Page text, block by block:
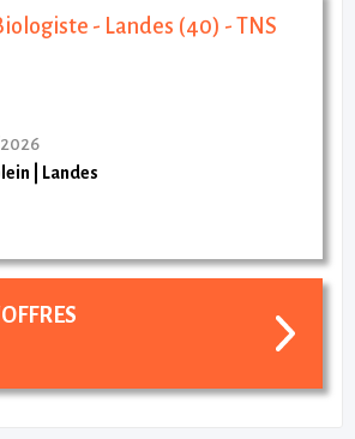
- Landes (40) - TNS
Landes